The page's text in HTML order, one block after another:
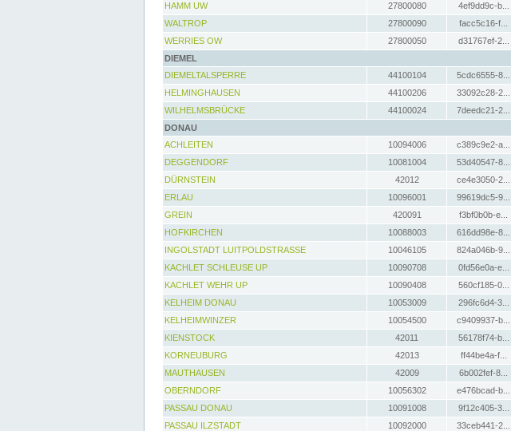
HAMM UW
27800080 4ef9dd9c-b...
WALTROP
27800090 facc5c16-f...
WERRIES OW
27800050 d31767ef-2...
DIEMEL
DIEMELTALSPERRE
44100104 5cdc6555-8...
HELMINGHAUSEN
44100206 33092c28-2...
WILHELMSBRÜCKE
44100024 7deedc21-2...
DONAU
ACHLEITEN
10094006 c389c9e2-a...
DEGGENDORF
10081004 53d40547-8...
DÜRNSTEIN
42012 ce4e3050-2...
ERLAU
10096001 99619dc5-9...
GREIN
420091 f3bf0b0b-e...
HOFKIRCHEN
10088003 616dd98e-8...
INGOLSTADT LUITPOLDSTRASSE
10046105 824a046b-9...
KACHLET SCHLEUSE UP
10090708 0fd56e0a-e...
KACHLET WEHR UP
10090408 560cf185-0...
KELHEIM DONAU
10053009 296fc6d4-3...
KELHEIMWINZER
10054500 c9409937-b...
KIENSTOCK
42011 56178f74-b...
KORNEUBURG
42013 ff44be4a-f...
MAUTHAUSEN
42009 6b002fef-8...
OBERNDORF
10056302 e476bcad-b...
PASSAU DONAU
10091008 9f12c405-3...
PASSAU ILZSTADT
10092000 33ceb441-2...